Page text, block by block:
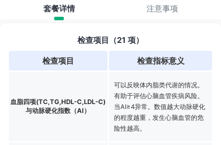
套餐详情 注意事项
检查项目（21 项）
检查项目 检查指标意义
血脂四项(TC,TG,HDL-C,LDL-C)
与动脉硬化指数（AI）
可以反映体内脂类代谢的情况。
有助于评估心脑血管疾病风险。
当AI≥4异常。数值越大动脉硬化
的程度越重，发生心脑血管的危
险性越高。